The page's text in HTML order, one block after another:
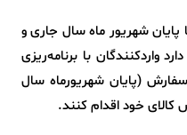
پایان شهریور ماه سال جاری و
واردکنندگان با برنامه‌ریزی
(پایان شهریورماه سال
خود اقدام کنند.